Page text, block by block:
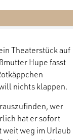
Theaterstück auf
Hupe fasst
nichts klappen.
wer
hat er sofort
weit weg im Urlaub